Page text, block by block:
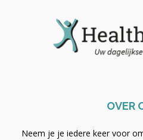
OVER
Neem je je iedere keer voor